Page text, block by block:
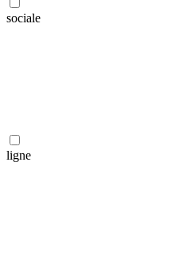
sociale
ligne